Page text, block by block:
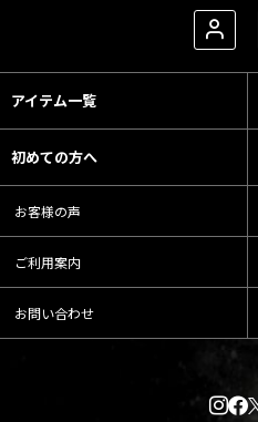
アイテム一覧
初めての方へ
お客様の声
ご利用案内
お問い合わせ